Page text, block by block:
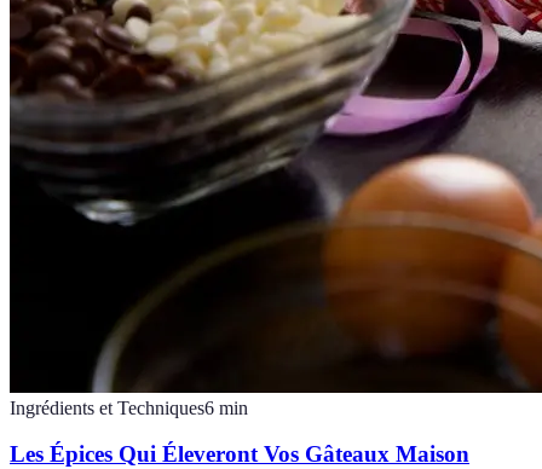
Ingrédients et Techniques6 min
Les Épices Qui Éleveront Vos Gâteaux Maison